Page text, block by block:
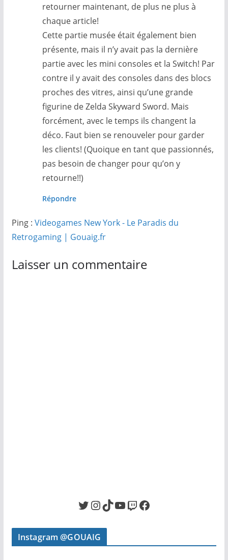
retourner maintenant, de plus ne plus à
chaque article!
Cette partie musée était également bien
présente, mais il n’y avait pas la dernière
partie avec les mini consoles et la Switch! Par
contre il y avait des consoles dans des blocs
proches des vitres, ainsi qu’une grande
figurine de Zelda Skyward Sword. Mais
forcément, avec le temps ils changent la
déco. Faut bien se renouveler pour garder
les clients! (Quoique en tant que passionnés,
pas besoin de changer pour qu’on y
retourne!!)
Répondre
Ping : Videogames New York - Le Paradis du
Retrogaming | Gouaig.fr
Laisser un commentaire
Twitter InstagramTikTok YouTube Twitch Facebook
Instagram @GOUAIG